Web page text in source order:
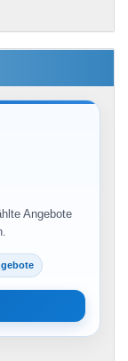
Angebote